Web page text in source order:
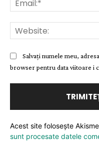
Salvați numele meu,
browser pentru data viitoare i
Acest site folosește
sunt procesate datele